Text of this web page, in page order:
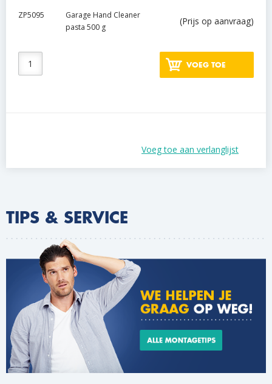
ZP5095
Garage Hand Cleaner
pasta 500 g
(Prijs op aanvraag)
VOEG TOE
Voeg toe aan verlanglijst
TIPS & SERVICE